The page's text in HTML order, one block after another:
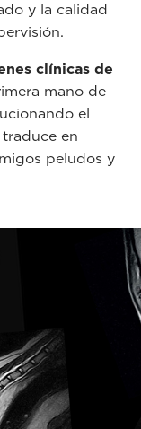
y la calidad
clínicas de
mano de
el
en
peludos y